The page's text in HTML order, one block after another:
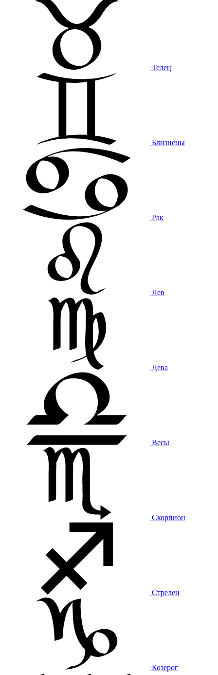
Телец
Близнецы
Рак
Лев
Дева
Весы
Скорпион
Стрелец
Козерог